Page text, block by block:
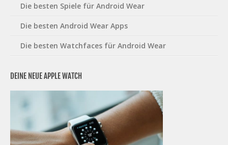
Die besten Spiele für Android Wear
Die besten Android Wear Apps
Die besten Watchfaces für Android Wear
DEINE NEUE APPLE WATCH